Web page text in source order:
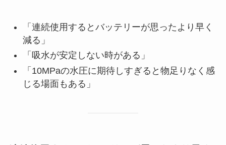
「連続使用するとバッテリーが思ったより早く
減る」
「吸水が安定しない時がある」
「10MPaの水圧に期待しすぎると物足りなく感
じる場面もある」